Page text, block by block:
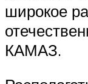
широкое
КАМАЗ.